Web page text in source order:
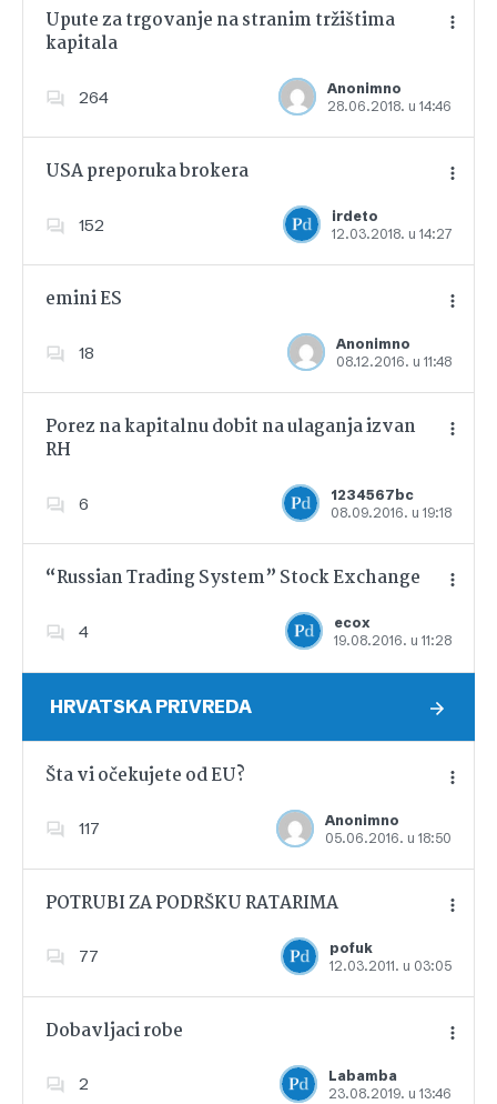
Upute za trgovanje na stranim tržištima
kapitala
264
Anonimno
28.06.2018. u 14:46
Dodajte u favorite
USA preporuka brokera
152
irdeto
12.03.2018. u 14:27
Dodajte u favorite
emini ES
18
Anonimno
08.12.2016. u 11:48
Dodajte u favorite
Porez na kapitalnu dobit na ulaganja izvan
RH
6
1234567bc
08.09.2016. u 19:18
Dodajte u favorite
“Russian Trading System” Stock Exchange
4
ecox
19.08.2016. u 11:28
Dodajte u favorite
HRVATSKA PRIVREDA
Šta vi očekujete od EU?
117
Anonimno
05.06.2016. u 18:50
Dodajte u favorite
POTRUBI ZA PODRŠKU RATARIMA
77
pofuk
12.03.2011. u 03:05
Dodajte u favorite
Dobavljaci robe
2
Labamba
23.08.2019. u 13:46
Dodajte u favorite